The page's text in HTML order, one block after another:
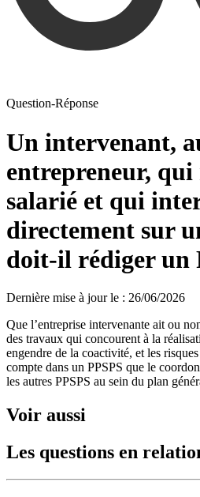
Question-Réponse
Un intervenant,
entrepreneur, qui
salarié et qui
directement sur
doit-il rédiger un
Dernière mise à jour le : 26/06/2026
Que l’entreprise intervenante ait ou
des travaux qui concourent à la
engendre de la coactivité, et les
compte dans un PPSPS que le
les autres PPSPS au sein du plan
Voir aussi
Les questions en